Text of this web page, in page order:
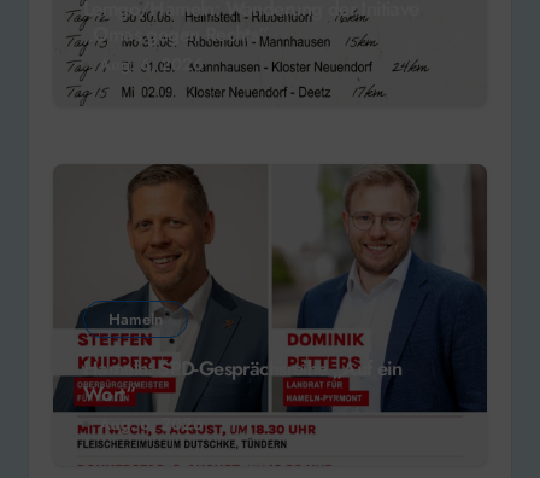
Lemgo/Hameln: Wanderung der Initiave
„Omas gegen Rechts“
Aug. 6, 2026
Hameln
Hameln: SPD-Gesprächsreihe „Auf ein
Wort“
Aug. 6, 2026